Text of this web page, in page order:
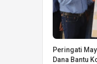
Peringati
Dana Bantu